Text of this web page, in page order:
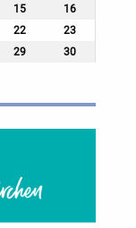
15
16
22
23
29
30